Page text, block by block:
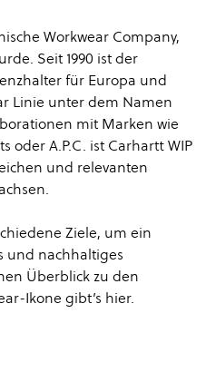
Workwear Company,
Seit 1990 ist der
für Europa und
Linie unter dem Namen
mit Marken wie
oder A.P.C. ist Carhartt WIP
und relevanten
Ziele, um ein
und nachhaltiges
Überblick zu den
Ikone gibt’s hier.